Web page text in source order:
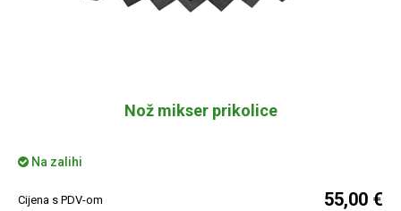
Nož mikser prikolice
Na zalihi
Cijena s PDV-om 55,00 €